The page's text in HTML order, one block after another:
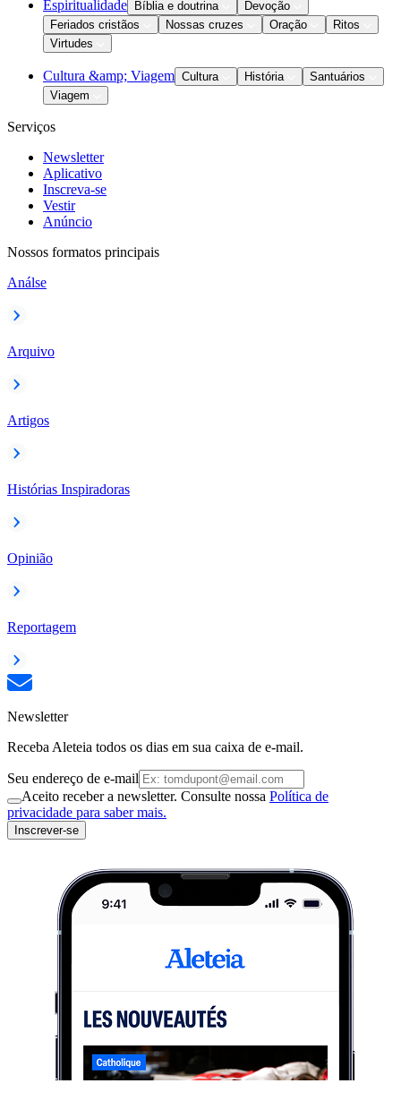
Espiritualidade Bíblia e doutrina
Devoção
Feriados cristãos
Nossas cruzes Oração
Ritos
Virtudes
Cultura &amp; Viagem Cultura História
Santuários
Viagem
Serviços
Newsletter
Aplicativo
Inscreva-se
Vestir
Anúncio
Nossos formatos principais
Análse
Arquivo
Artigos
Histórias Inspiradoras
Opinião
Reportagem
Newsletter
Receba Aleteia todos os dias em sua caixa de e-mail.
Seu endereço de e-mail
Aceito receber a newsletter. Consulte nossa Política de
privacidade para saber mais.
Inscrever-se